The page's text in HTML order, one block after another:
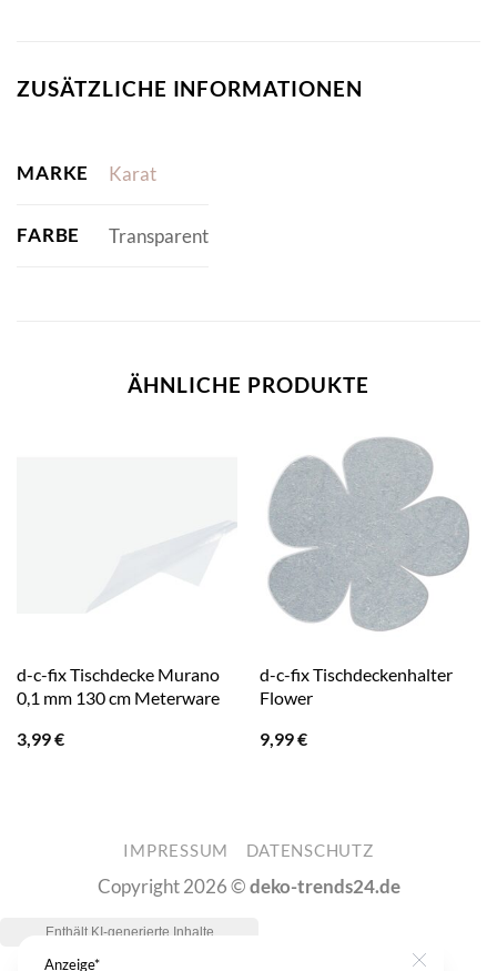
ZUSÄTZLICHE INFORMATIONEN
MARKE Karat
FARBE Transparent
ÄHNLICHE PRODUKTE
d-c-fix Tischdecke Murano
0,1 mm 130 cm Meterware
3,99€
d-c-fix Tischdeckenhalter
Flower
9,99€
IMPRESSUM DATENSCHUTZ
Copyright 2026 ©deko-trends24.de
Anzeige*